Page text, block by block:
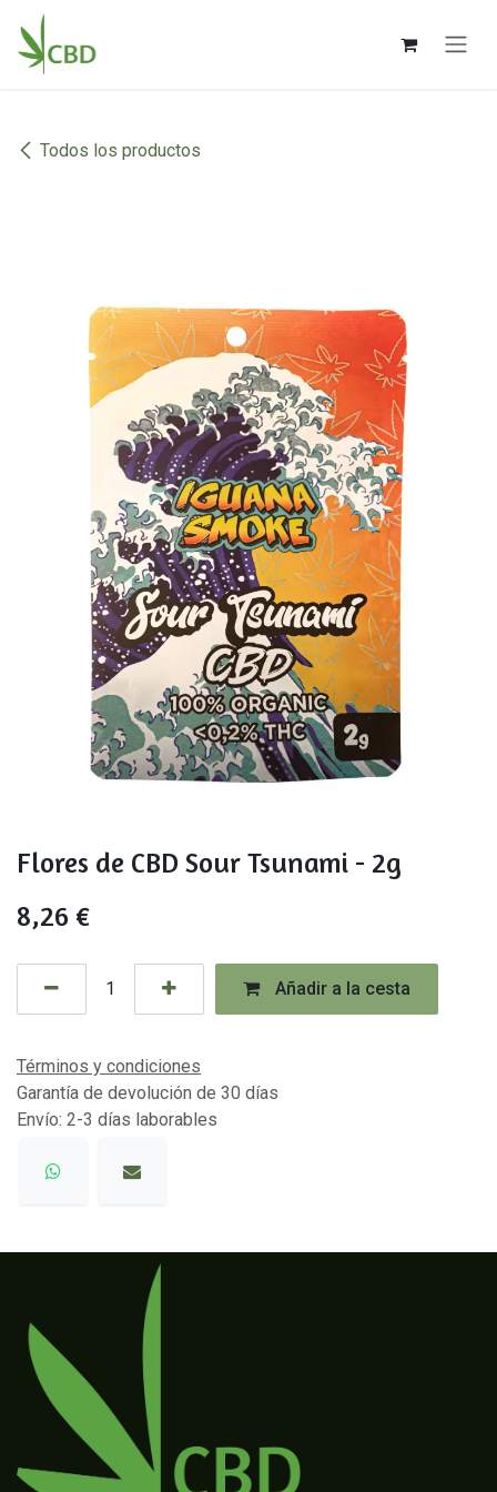
Ir al contenido
Todos los productos
Flores de CBD Sour Tsunami - 2g
8,26 €
Añadir a la cesta
Términos y condiciones
Garantía de devolución de 30 días
Envío: 2-3 días laborables